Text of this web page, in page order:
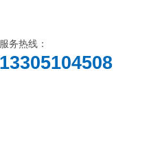
服务热线：
13305104508